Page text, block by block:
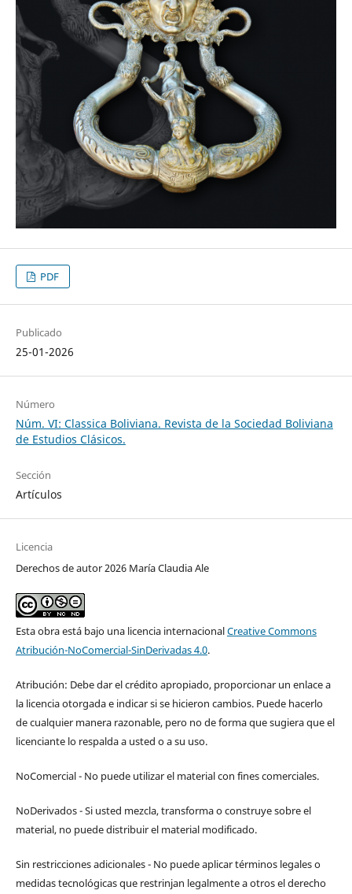
PDF
Publicado
25-01-2026
Número
Núm. VI: Classica Boliviana. Revista de la Sociedad Boliviana
de Estudios Clásicos.
Sección
Artículos
Licencia
Derechos de autor 2026 María Claudia Ale
Esta obra está bajo una licencia internacionalCreative Commons
Atribución-NoComercial-SinDerivadas 4.0.
Atribución: Debe dar el crédito apropiado, proporcionar un enlace a
la licencia otorgada e indicar si se hicieron cambios. Puede hacerlo
de cualquier manera razonable, pero no de forma que sugiera que el
licenciante lo respalda a usted o a su uso.
NoComercial - No puede utilizar el material con fines comerciales.
NoDerivados - Si usted mezcla, transforma o construye sobre el
material, no puede distribuir el material modificado.
Sin restricciones adicionales - No puede aplicar términos legales o
medidas tecnológicas que restrinjan legalmente a otros el derecho